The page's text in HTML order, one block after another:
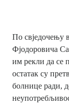
По свједочењу
Фјодоровича
им рекли да се
остатак су
болнице ради,